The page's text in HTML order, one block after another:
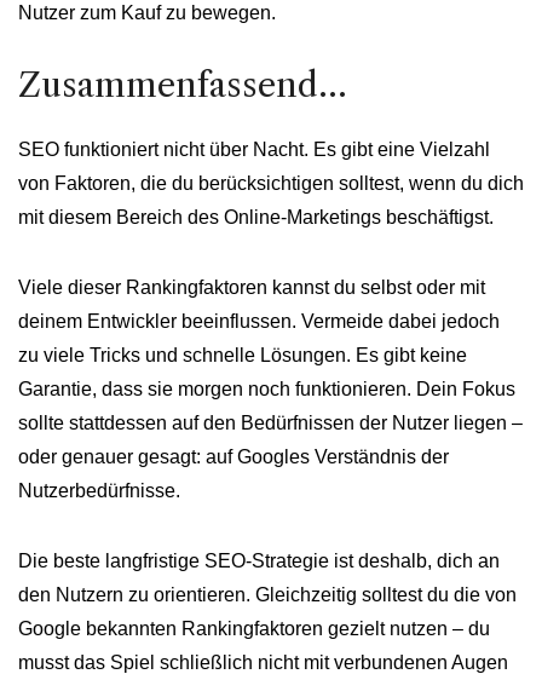
Nutzer zum Kauf zu bewegen.
Zusammenfassend…
SEO funktioniert nicht über Nacht. Es gibt eine Vielzahl
von Faktoren, die du berücksichtigen solltest, wenn du dich
mit diesem Bereich des Online-Marketings beschäftigst.
Viele dieser Rankingfaktoren kannst du selbst oder mit
deinem Entwickler beeinflussen. Vermeide dabei jedoch
zu viele Tricks und schnelle Lösungen. Es gibt keine
Garantie, dass sie morgen noch funktionieren. Dein Fokus
sollte stattdessen auf den Bedürfnissen der Nutzer liegen –
oder genauer gesagt: auf Googles Verständnis der
Nutzerbedürfnisse.
Die beste langfristige SEO-Strategie ist deshalb, dich an
den Nutzern zu orientieren. Gleichzeitig solltest du die von
Google bekannten Rankingfaktoren gezielt nutzen – du
musst das Spiel schließlich nicht mit verbundenen Augen